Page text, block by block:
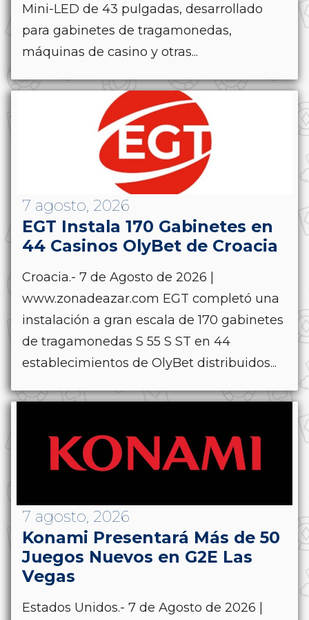
Mini-LED de 43 pulgadas, desarrollado
para gabinetes de tragamonedas,
máquinas de casino y otras...
7 agosto, 2026
EGT Instala 170 Gabinetes en
44 Casinos OlyBet de Croacia
Croacia.- 7 de Agosto de 2026 |
www.zonadeazar.com EGT completó una
instalación a gran escala de 170 gabinetes
de tragamonedas S 55 S ST en 44
establecimientos de OlyBet distribuidos...
7 agosto, 2026
Konami Presentará Más de 50
Juegos Nuevos en G2E Las
Vegas
Estados Unidos.- 7 de Agosto de 2026 |